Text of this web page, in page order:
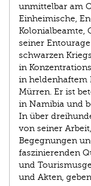
unmittelbar am
Einheimische,
Kolonialbeamte,
seiner
schwarzen
in
in heldenhaftem
Mürren. Er ist
in Namibia und
In über
von seiner
Begegnungen
faszinierenden
und
und Akten,